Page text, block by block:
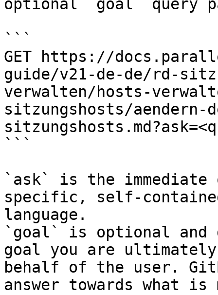
optional `goal` query
```
GET https://
guide/v21-de-de/rd-
verwalten/hosts-
sitzungshosts/
```
`ask` is the
specific, self-
language.
`goal` is optional and
goal you are
behalf of the user.
answer towards what